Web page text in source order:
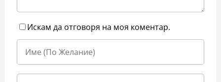
Искам да отговоря на моя коментар.